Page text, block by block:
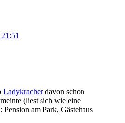
Ladykracherdavon schon
(liest sich wie eine
am Park, Gästehaus